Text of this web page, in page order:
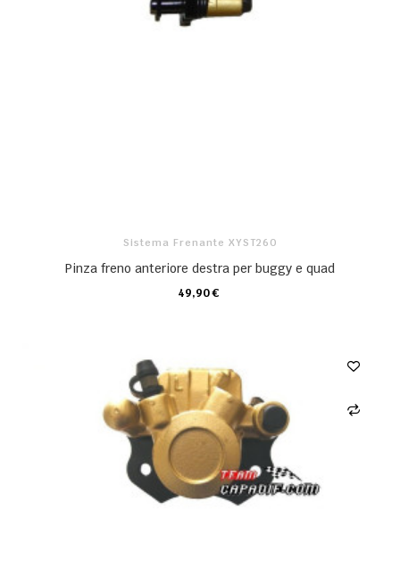
Sistema Frenante XYST260
Pinza freno anteriore destra per buggy e quad
49,90 €
CARRELLO